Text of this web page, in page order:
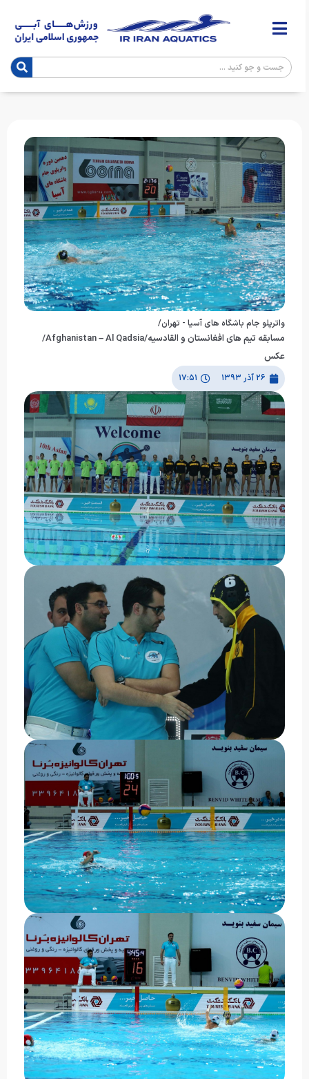
واترپلو جام باشگاه های آسیا - تهران/
مسابقه تیم های افغانستان و القادسیه/Afghanistan – Al Qadsia/
عکس
۲۶ آذر ۱۳۹۳ ۱۷:۵۱